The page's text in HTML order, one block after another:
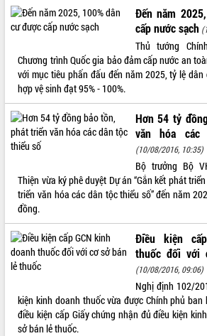
VIDEO
Không có file video nào để phát.
ALBUM ẢNH
Đến năm
cấp nước sạch
Thủ tướng
Chương trình Quốc gia bảo đảm cấp nước an
với mục tiêu phấn đấu đến năm 2025, tỷ lệ dân
hợp vệ sinh đạt 95% - 100%.
Hơn 54 tỷ
văn hóa
(10/08/2016, 10:35)
Bộ trưởng Bộ
Thiện vừa ký phê duyệt Dự án “Gắn kết phát
triển văn hóa các dân tộc thiểu số” đến năm
đồng.
Điều kiện
thuốc đối với
(10/08/2016, 09:06)
Nghị định 102/
kiện kinh doanh thuốc vừa được Chính phủ
điều kiện cấp Giấy chứng nhận đủ điều kiện
sở bán lẻ thuốc.